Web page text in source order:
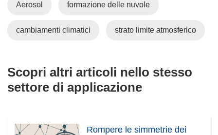
Aerosol formazione delle nuvole
cambiamenti climatici strato limite atmosferico
Scopri altri articoli nello stesso
settore di applicazione
Rompere le simmetrie dei